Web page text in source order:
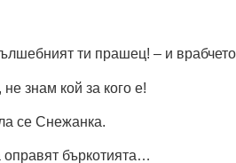
ти прашец! – и
знам кой за кого е!
се Снежанка.
оправят бъркотията…